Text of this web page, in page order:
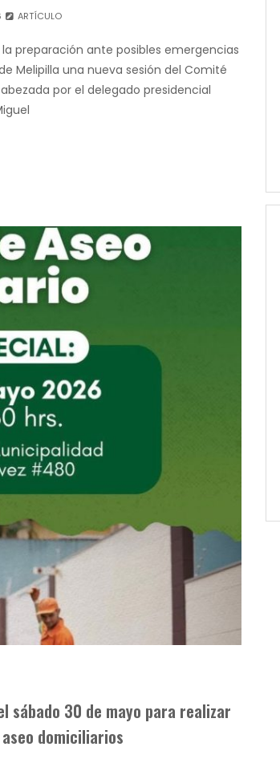
ARTÍCULO
preparación ante posibles emergencias
Melipilla una nueva sesión del Comité
por el delegado presidencial
sábado 30 de mayo para realizar
domiciliarios